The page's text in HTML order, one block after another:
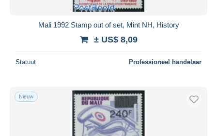
Mali 1992 Stamp out of set, Mint NH, History
± US$ 8,09
Statuut Professioneel handelaar
Nieuw